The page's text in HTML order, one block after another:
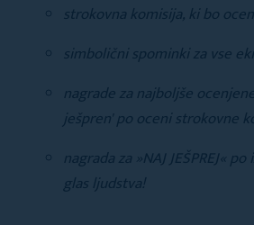
strokovna komisija, ki bo
simbolični spominki za vse
nagrade za najboljše
ješpren' po oceni strokovne
nagrada za »NAJ JEŠPREJ«
glas ljudstva!